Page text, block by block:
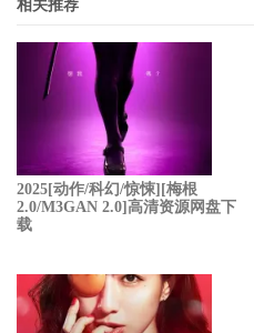
相关推荐
2025[动作/科幻/惊悚][梅根
2.0/M3GAN 2.0]高清资源网盘下
载